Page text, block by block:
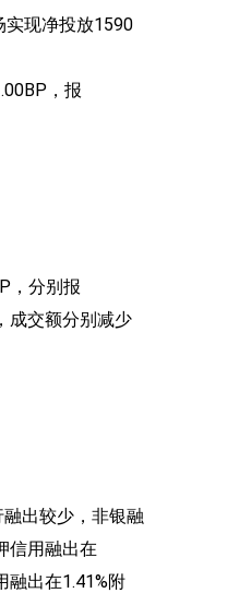
实现净投放1590
，报
，分别报
成交额分别减少
出较少，非银融
信用融出在
融出在1.41%附